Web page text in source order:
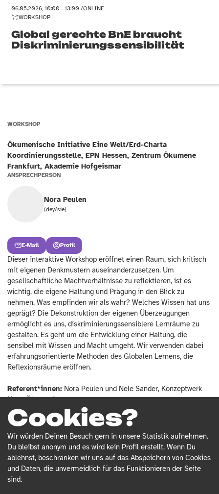
Cookies?
Wir würden Deinen Besuch gern in unsere Statistik aufnehmen.
Du bleibst anonym und es wird kein Profil erstellt. Wenn Du
ablehnst, beschränken wir uns auf das Abspeichern von Cookies
und Daten, die unvermeidlich für das Funktionieren der Seite
sind.
06.05.2026, 10:00 - 13:00 /ONLINE
WORKSHOP
Global gerechte BnE braucht
Diskriminierungssensibilität
WORKSHOP
Ökumenische Initiative Eine Welt/Erd-Charta
Koordinierungsstelle, EPN Hessen, Zentrum Ökumene
Frankfurt, Akademie Hofgeismar
ANSPRECHPERSON
Nora Peulen
(dey/sie)
E-Mail Profil
Dieser interaktive Workshop eröffnet einen Raum, sich kritisch
mit eigenen Denkmustern auseinanderzusetzen. Um
gesellschaftliche Machtverhältnisse zu reflektieren, ist es
wichtig, die eigene Haltung und Prägung in den Blick zu
nehmen. Was empfinden wir als wahr? Welches Wissen hat uns
geprägt? Die Dekonstruktion der eigenen Überzeugungen
ermöglicht es uns, diskriminierungssensiblere Lernräume zu
gestalten. Es geht um die Entwicklung einer Haltung, die
sensibel mit Wissen und Macht umgeht. Wir verwenden dabei
erfahrungsorientierte Methoden des Globalen Lernens, die
Reflexionsräume eröffnen.
Referent*innen: Nora Peulen und Nele Sander, Konzeptwerk
Neue Ökonomie
Kosten:
Teilnahmebeitrag zwischen 10 – 60 Euro. Wir möchten
allen Menschen die Teilnahme ermöglichen. Bitte prüft, welcher
Betrag für Euch möglich ist.
Anmeldung:
Das Training ist zweiteilig und für den Besuch
beider Veranstaltungen kann ein Teilnahmezertifikat ausgestellt
werden. Eine Teilnahme an nur einem Abend ist ebenfalls
möglich. Auch Kurzentschlossene sind willkommen. Bitte